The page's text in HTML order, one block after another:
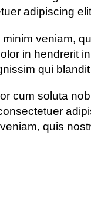
adipiscing
minim veniam,
in hendrerit
qui
cum soluta
quis